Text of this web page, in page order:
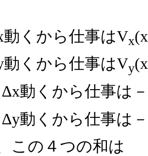
くから仕事はVx
くから仕事はVy
動くから仕事は
動くから仕事は
この４つの和は